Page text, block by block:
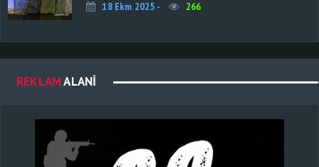
18 Ekm 2025 - 266
REKLAMALANI